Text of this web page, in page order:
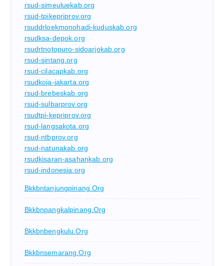
rsud-simeuluekab.org
rsud-tpikepriprov.org
rsuddrloekmonohadi-kuduskab.org
rsudksa-depok.org
rsudrtnotopuro-sidoarjokab.org
rsud-sintang.org
rsud-cilacapkab.org
rsudkoja-jakarta.org
rsud-brebeskab.org
rsud-sulbarprov.org
rsudtpi-kepriprov.org
rsud-langsakota.org
rsud-ntbprov.org
rsud-natunakab.org
rsudkisaran-asahankab.org
rsud-indonesia.org
Bkkbntanjungpinang.org
Bkkbnpangkalpinang.org
Bkkbnbengkulu.org
Bkkbnsemarang.org